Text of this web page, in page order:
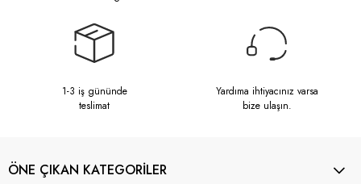
1-3 iş gününde
teslimat
Yardıma ihtiyacınız varsa
bize ulaşın.
ÖNE ÇIKAN KATEGORİLER